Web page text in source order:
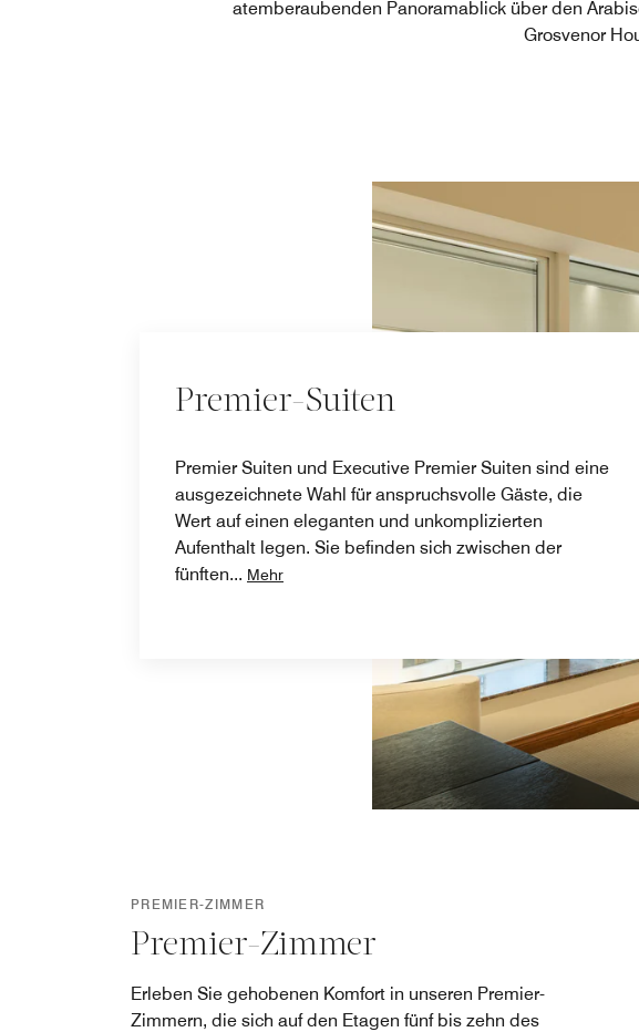
atemberaubenden Panoramablick über den
Grosvenor
Premier-Suiten
Premier Suiten und Executive Premier Suiten sind eine
ausgezeichnete Wahl für anspruchsvolle Gäste, die
Wert auf einen eleganten und unkomplizierten
Aufenthalt legen. Sie befinden sich zwischen der
fünften... Mehr
PREMIER-ZIMMER
Premier-Zimmer
Erleben Sie gehobenen Komfort in unseren Premier-
Zimmern, die sich auf den Etagen fünf bis zehn des